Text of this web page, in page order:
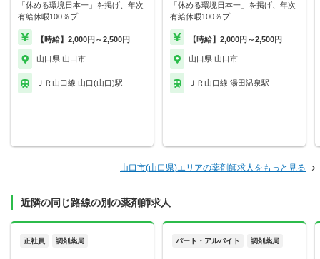
「休める環境日本一」を掲げ、年次
有給休暇100％プ…
【時給】2,000円～2,500円
山口県 山口市
ＪＲ山口線 山口(山口)駅
「休める環境日本一」を掲げ、年次
有給休暇100％プ…
【時給】2,000円～2,500円
山口県 山口市
ＪＲ山口線 湯田温泉駅
山口市(山口県)エリアの薬剤師求人をもっと見る
近隣の同じ路線の別の薬剤師求人
正社員 調剤薬局 パート・アルバイト 調剤薬局